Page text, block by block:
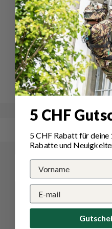
Hemantas
Schreiben Sie
Schreibe
eine
Bewertung
5 CHF
5 CHF Rabatt für deine
Rabatte und